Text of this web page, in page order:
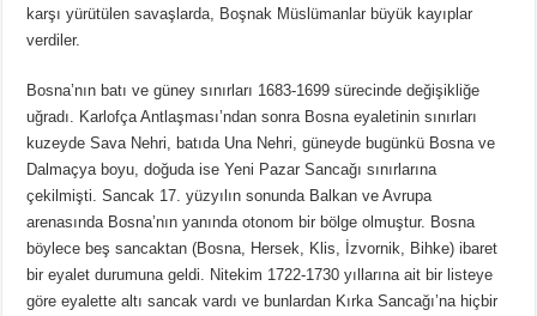
karşı yürütülen savaşlarda, Boşnak Müslümanlar büyük kayıplar
verdiler.
Bosna’nın batı ve güney sınırları 1683-1699 sürecinde değişikliğe
uğradı. Karlofça Antlaşması’ndan sonra Bosna eyaletinin sınırları
kuzeyde Sava Nehri, batıda Una Nehri, güneyde bugünkü Bosna ve
Dalmaçya boyu, doğuda ise Yeni Pazar Sancağı sınırlarına
çekilmişti. Sancak 17. yüzyılın sonunda Balkan ve Avrupa
arenasında Bosna’nın yanında otonom bir bölge olmuştur. Bosna
böylece beş sancaktan (Bosna, Hersek, Klis, İzvornik, Bihke) ibaret
bir eyalet durumuna geldi. Nitekim 1722-1730 yıllarına ait bir listeye
göre eyalette altı sancak vardı ve bunlardan Kırka Sancağı’na hiçbir